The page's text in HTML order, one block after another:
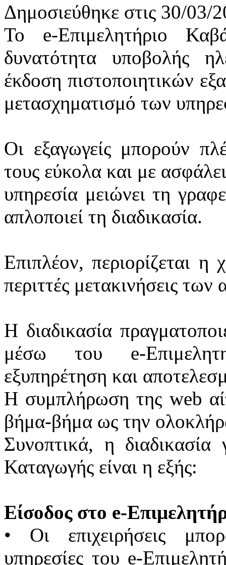
Δημοσιεύθηκε στις 30/03/
Το e-Επιμελητήριο
δυνατότητα υποβολής
έκδοση πιστοποιητικών
μετασχηματισμό των
Οι εξαγωγείς μπορούν
τους εύκολα και με
υπηρεσία μειώνει τη
απλοποιεί τη διαδικασία.
Επιπλέον, περιορίζεται η
περιττές μετακινήσεις των
Η διαδικασία
μέσω του e-
εξυπηρέτηση και
Η συμπλήρωση της web
βήμα-βήμα ως την
Συνοπτικά, η διαδικασία
Καταγωγής είναι η εξής:
Είσοδος στο e-
•
Οι επιχειρήσεις
υπηρεσίες του e-